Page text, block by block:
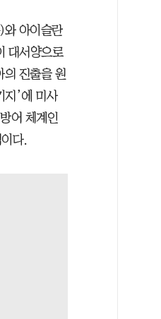
와 아이슬란
대서양으로
의 진출을 원
지’에 미사
어 체계인
다.